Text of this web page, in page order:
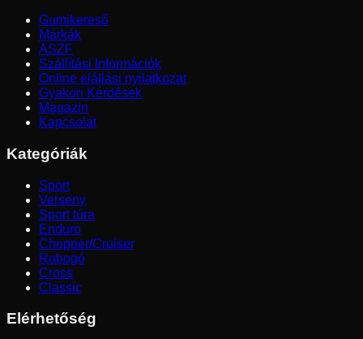
Gumikereső
Márkák
ÁSZF
Szállítási Információk
Online elállási nyilatkozat
Gyakori Kérdések
Magazin
Kapcsolat
Kategóriák
Sport
Verseny
Sport túra
Enduro
Chopper/Cruiser
Robogó
Cross
Classic
Elérhetőség